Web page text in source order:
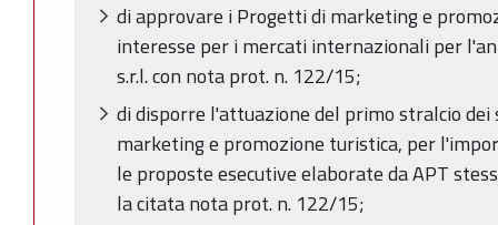
di approvare i Progetti di marketing e
interesse per i mercati internazionali per
s.r.l. con nota prot. n. 122/15;
di disporre l'attuazione del primo stralcio
marketing e promozione turistica, per
le proposte esecutive elaborate da APT
la citata nota prot. n. 122/15;